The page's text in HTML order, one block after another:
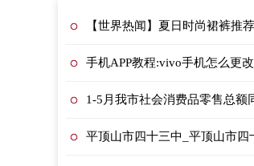
【世界热闻】夏日时尚裙裤推荐
手机APP教程:vivo手机怎么更
1-5月我市社会消费品零售总额
平顶山市四十三中_平顶山市四